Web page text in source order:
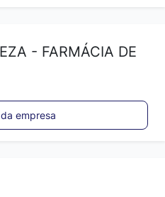
- FARMÁCIA DE
empresa